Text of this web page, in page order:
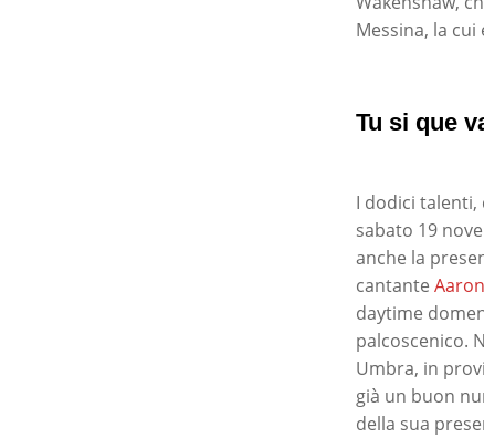
Messina, la
Tu si que
I dodici talenti,
sabato 19
anche la
cantante Aaron
daytime
palcoscenico.
Umbra, in
già un buon
della sua